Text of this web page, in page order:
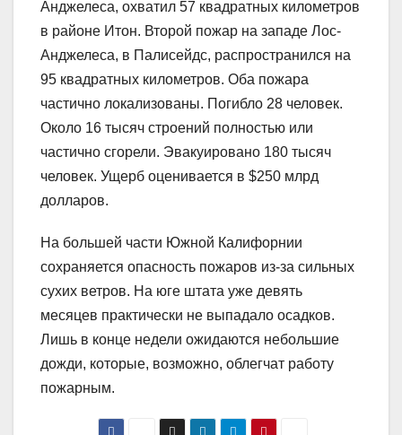
Анджелеса, охватил 57 квадратных километров
в районе Итон. Второй пожар на западе Лос-
Анджелеса, в Палисейдс, распространился на
95 квадратных километров. Оба пожара
частично локализованы. Погибло 28 человек.
Около 16 тысяч строений полностью или
частично сгорели. Эвакуировано 180 тысяч
человек. Ущерб оценивается в $250 млрд
долларов.
На большей части Южной Калифорнии
сохраняется опасность пожаров из-за сильных
сухих ветров. На юге штата уже девять
месяцев практически не выпадало осадков.
Лишь в конце недели ожидаются небольшие
дожди, которые, возможно, облегчат работу
пожарным.